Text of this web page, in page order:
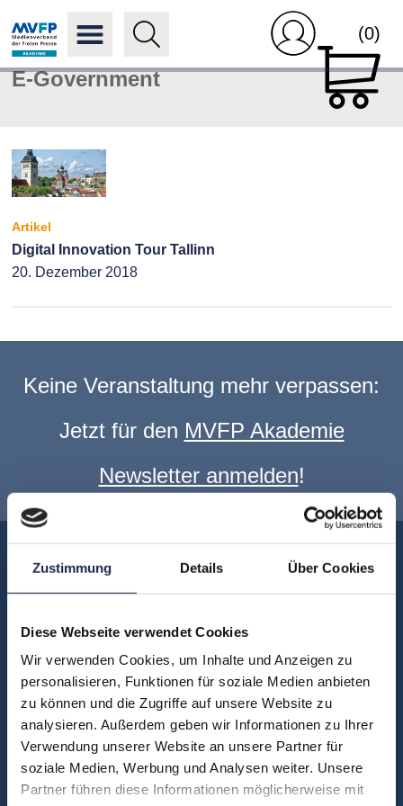
Zustimmung Details Über Cookies
Diese Webseite verwendet Cookies
Wir verwenden Cookies, um Inhalte und Anzeigen zu
personalisieren, Funktionen für soziale Medien anbieten
zu können und die Zugriffe auf unsere Website zu
analysieren. Außerdem geben wir Informationen zu Ihrer
Verwendung unserer Website an unsere Partner für
soziale Medien, Werbung und Analysen weiter. Unsere
Partner führen diese Informationen möglicherweise mit
(0)
E-Government
Artikel
Digital Innovation Tour Tallinn
20. Dezember 2018
Keine Veranstaltung mehr verpassen:
Jetzt für den MVFP Akademie
Newsletter anmelden!
Unsere Experten
Teilnehmerstimmen
Fachbereiche
Abo & Subscription